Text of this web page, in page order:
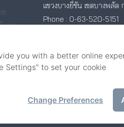
ย
แห่ง
หาวิทยาลัย
แขวงบางยี่ขัน เขตบางพลัด
Phone : 0-63-520-5151
you with a better online
Settings" to set your cookie
Change Preferences